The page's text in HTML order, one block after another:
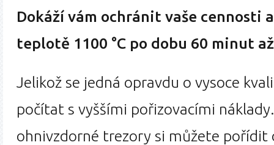
Dokáží vám ochránit vaše cennosti
teplotě 1100 °C po dobu 60 minut
Jelikož se jedná opravdu o vysoce
počítat s vyššími pořizovacími
ohnivzdorné trezory si můžete pořídit